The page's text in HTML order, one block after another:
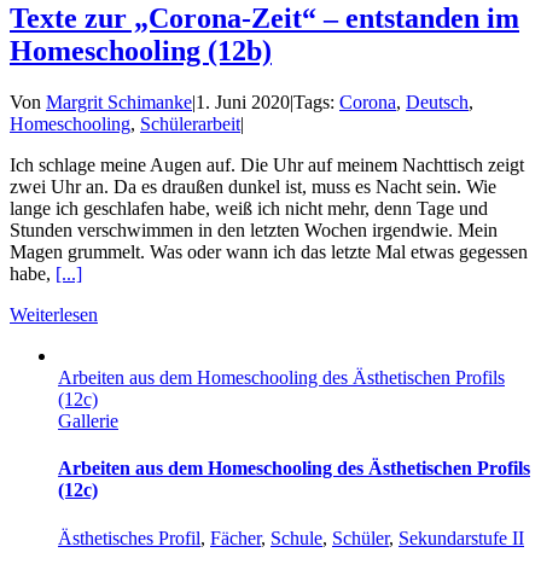
Texte zur „Corona-Zeit“ – entstanden im
Homeschooling (12b)
Von Margrit Schimanke|1. Juni 2020|Tags: Corona, Deutsch,
Homeschooling, Schülerarbeit|
Ich schlage meine Augen auf. Die Uhr auf meinem Nachttisch zeigt
zwei Uhr an. Da es draußen dunkel ist, muss es Nacht sein. Wie
lange ich geschlafen habe, weiß ich nicht mehr, denn Tage und
Stunden verschwimmen in den letzten Wochen irgendwie. Mein
Magen grummelt. Was oder wann ich das letzte Mal etwas gegessen
habe, [...]
Weiterlesen
Arbeiten aus dem Homeschooling des Ästhetischen Profils
(12c)
Gallerie
Arbeiten aus dem Homeschooling des Ästhetischen Profils
(12c)
Ästhetisches Profil, Fächer, Schule, Schüler, Sekundarstufe II